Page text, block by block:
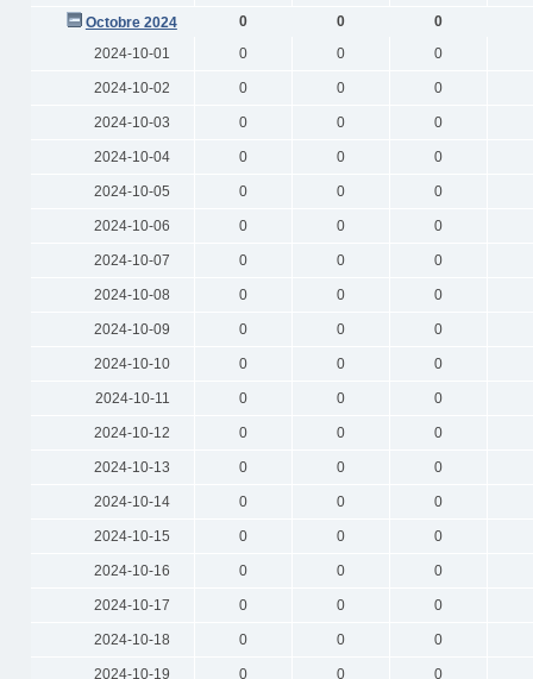
Octobre 2024
0 0
0
2024-10-01
0 0 0
2024-10-02 0 0 0
2024-10-03 0 0 0
2024-10-04 0 0 0
2024-10-05 0 0 0
2024-10-06 0 0 0
2024-10-07 0 0 0
2024-10-08 0 0 0
2024-10-09 0 0 0
2024-10-10 0 0 0
2024-10-11 0 0 0
2024-10-12 0 0 0
2024-10-13 0 0 0
2024-10-14 0 0 0
2024-10-15 0 0 0
2024-10-16 0 0 0
2024-10-17 0 0 0
2024-10-18 0 0 0
2024-10-19 0 0 0